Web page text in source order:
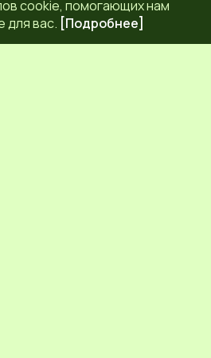
cookie, помогающих нам
для вас. [Подробнее]